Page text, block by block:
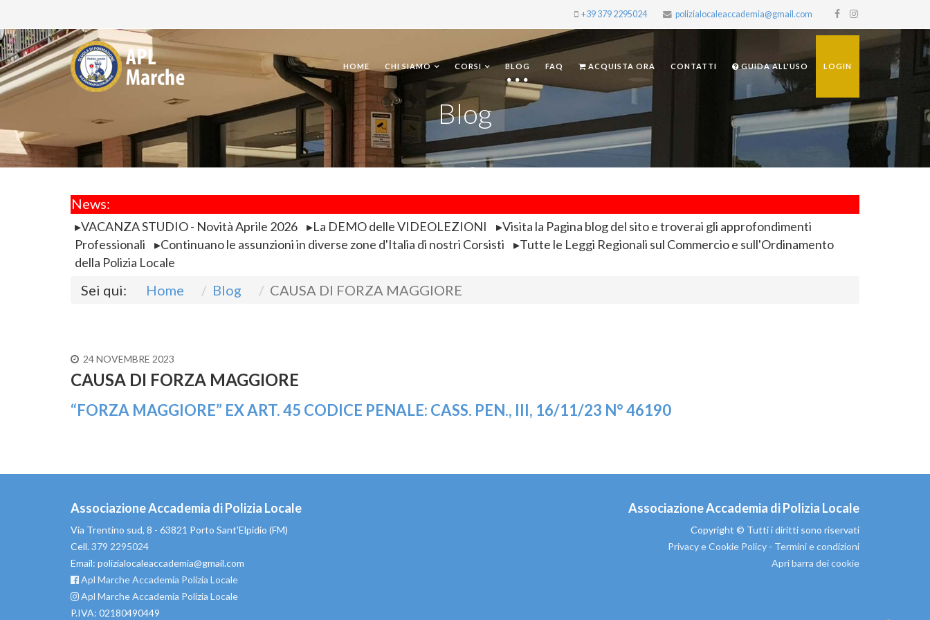
+39 379 2295024 polizialocaleaccademia@gmail.com
HOME CHI SIAMO CORSI BLOG FAQ ACQUISTA ORA CONTATTI GUIDA ALL'USO LOGIN
Blog
News:
VACANZA STUDIO - Novità Aprile 2026 La DEMO delle VIDEOLEZIONI
Visita la Pagina blog del sito e troverai gli approfondimenti
Professionali
Continuano le assunzioni in diverse zone d'Italia di nostri Corsisti
Tutte le Leggi Regionali sul Commercio e sull'Ordinamento
della Polizia Locale
Sei qui: Home Blog CAUSA DI FORZA MAGGIORE
24 NOVEMBRE 2023
CAUSA DI FORZA MAGGIORE
“FORZA MAGGIORE” EX ART. 45 CODICE PENALE: CASS. PEN., III, 16/11/23 N° 46190
Associazione Accademia di Polizia Locale
Via Trentino sud, 8 - 63821 Porto Sant'Elpidio (FM)
Cell.379 2295024
Email: polizialocaleaccademia@gmail.com
Apl Marche Accademia Polizia Locale
Apl Marche Accademia Polizia Locale
P.IVA: 02180490449
Associazione Accademia di Polizia Locale
Copyright © Tutti i diritti sono riservati
Privacy e Cookie Policy - Termini e condizioni
Apri barra dei cookie